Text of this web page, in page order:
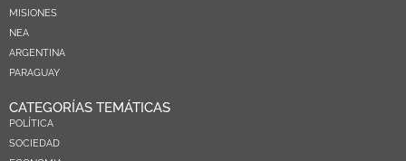
MISIONES
NEA
ARGENTINA
PARAGUAY
CATEGORÍAS TEMÁTICAS
POLÍTICA
SOCIEDAD